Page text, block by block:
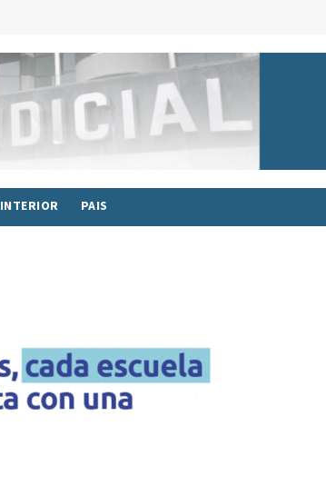
INTERIOR PAIS